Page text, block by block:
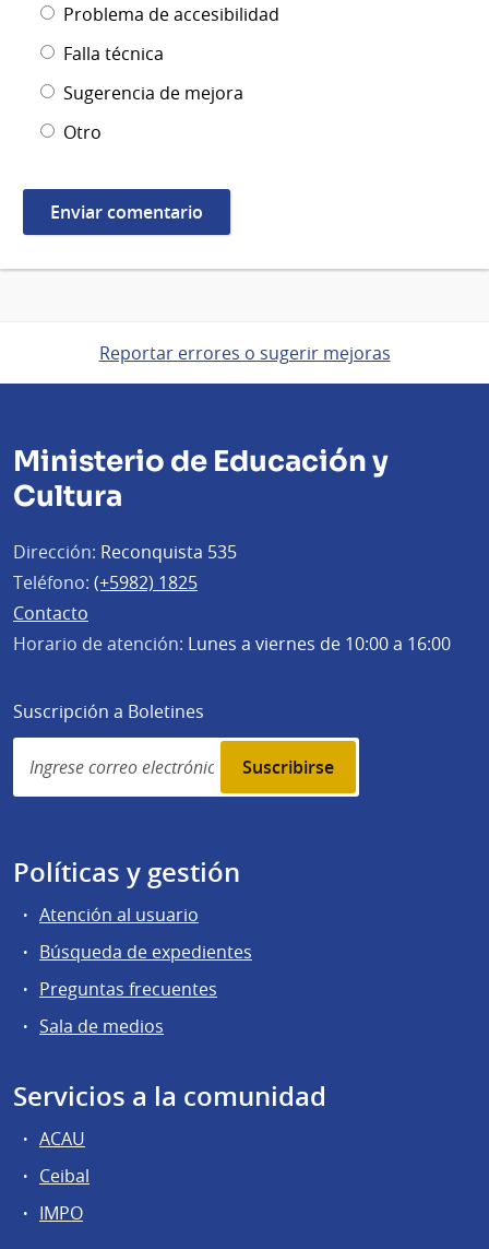
Problema de accesibilidad
Falla técnica
Sugerencia de mejora
Otro
Reportar errores o sugerir mejoras
Ministerio de Educación y
Cultura
Dirección: Reconquista 535
Teléfono: (+5982) 1825
Contacto
Horario de atención: Lunes a viernes de 10:00 a 16:00
Suscripción a Boletines
Simplenews
subscription
Políticas y gestión
Atención al usuario
Búsqueda de expedientes
Preguntas frecuentes
Sala de medios
Servicios a la comunidad
ACAU
Ceibal
IMPO